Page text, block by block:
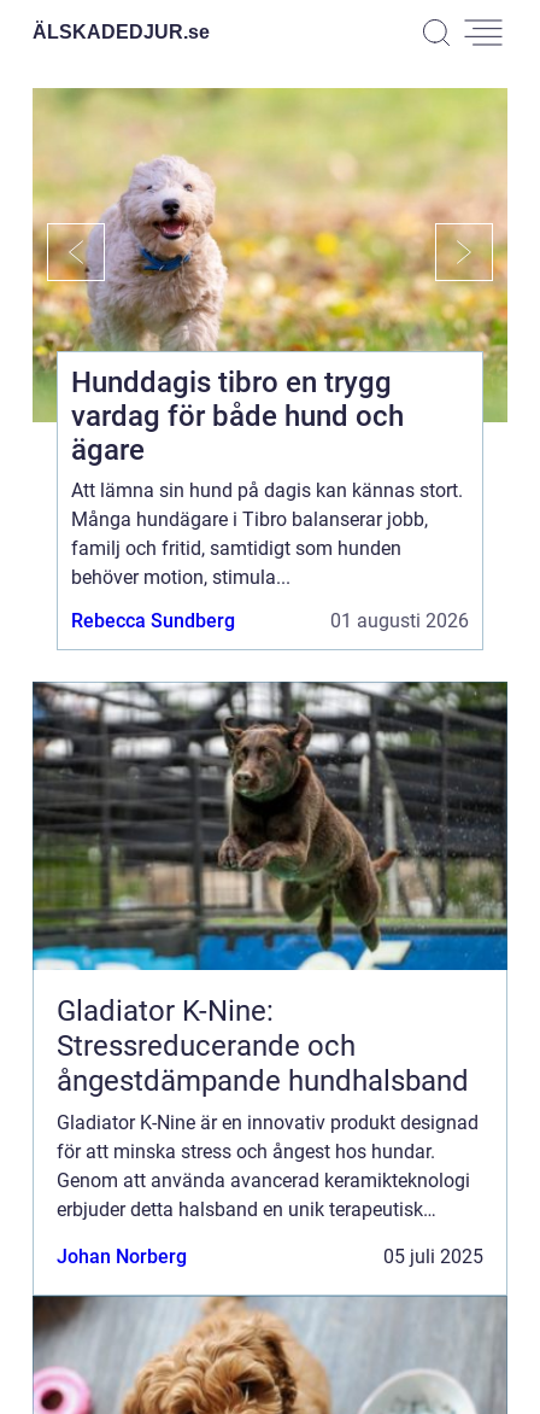
ÄLSKADEDJUR.se
Hunddagis tibro en trygg
vardag för både hund och
ägare
Att lämna sin hund på dagis kan kännas stort.
Många hundägare i Tibro balanserar jobb,
familj och fritid, samtidigt som hunden
behöver motion, stimula...
Rebecca Sundberg
01 augusti 2026
Gladiator K-Nine:
Stressreducerande och
ångestdämpande hundhalsband
Gladiator K-Nine är en innovativ produkt designad
för att minska stress och ångest hos hundar.
Genom att använda avancerad keramikteknologi
erbjuder detta halsband en unik terapeutisk
Johan Norberg 05 juli 2025